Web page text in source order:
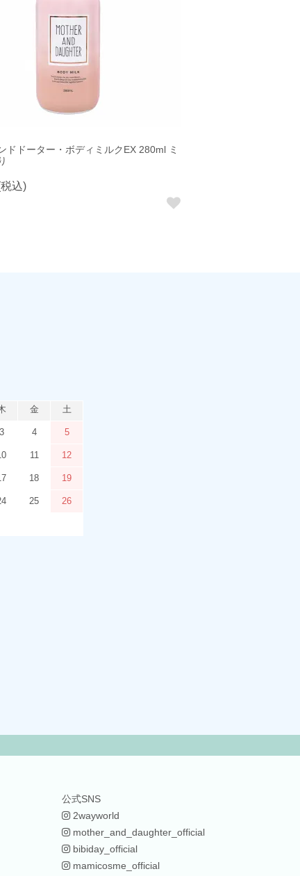
ドドーター・ボディミルクEX 280ml ミ
込)
金 土
3 4 5
11 12
18 19
25 26
公式SNS
2wayworld
mother_and_daughter_official
bibiday_official
mamicosme_official